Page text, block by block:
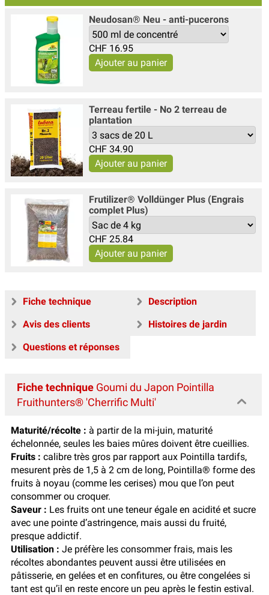
Neudosan® Neu - anti-pucerons
CHF 16.95
Terreau fertile - No 2 terreau de
plantation
CHF 34.90
Frutilizer® Volldünger Plus (Engrais
complet Plus)
CHF 25.84
Fiche technique
Description
Avis des clients
Histoires de jardin
Questions et réponses
Fiche technique Goumi du Japon Pointilla
Fruithunters® 'Cherrific Multi'
Maturité/récolte : à partir de la mi-juin, maturité
échelonnée, seules les baies mûres doivent être cueillies.
Fruits : calibre très gros par rapport aux Pointilla tardifs,
mesurent près de 1,5 à 2 cm de long, Pointilla® forme des
fruits à noyau (comme les cerises) mou que l’on peut
consommer ou croquer.
Saveur : Les fruits ont une teneur égale en acidité et sucre
avec une pointe d’astringence, mais aussi du fruité,
presque addictif.
Utilisation : Je préfère les consommer frais, mais les
récoltes abondantes peuvent aussi être utilisées en
pâtisserie, en gelées et en confitures, ou être congelées si
tant est qu’il en reste encore un peu après le festin estival.